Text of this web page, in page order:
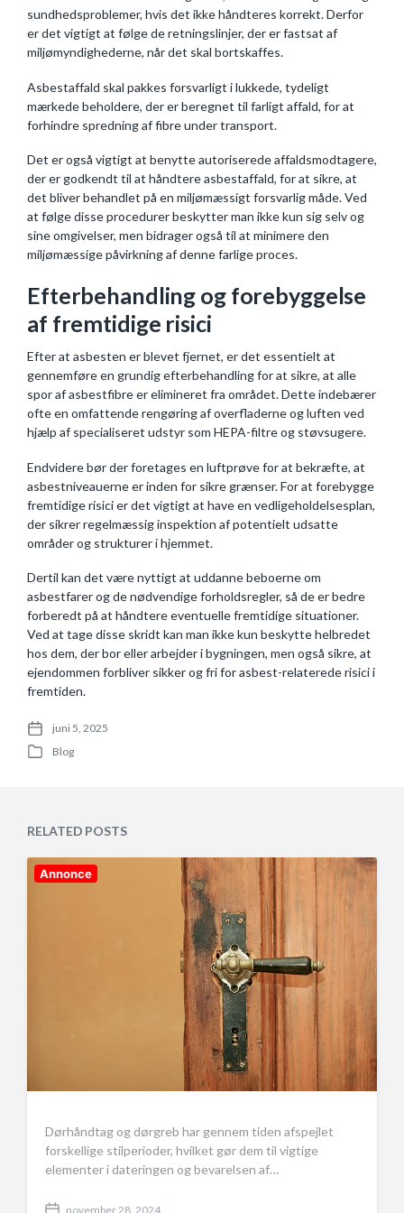
sundhedsproblemer, hvis det ikke håndteres korrekt. Derfor
er det vigtigt at følge de retningslinjer, der er fastsat af
miljømyndighederne, når det skal bortskaffes.
Asbestaffald skal pakkes forsvarligt i lukkede, tydeligt
mærkede beholdere, der er beregnet til farligt affald, for at
forhindre spredning af fibre under transport.
Det er også vigtigt at benytte autoriserede affaldsmodtagere,
der er godkendt til at håndtere asbestaffald, for at sikre, at
det bliver behandlet på en miljømæssigt forsvarlig måde. Ved
at følge disse procedurer beskytter man ikke kun sig selv og
sine omgivelser, men bidrager også til at minimere den
miljømæssige påvirkning af denne farlige proces.
Efterbehandling og forebyggelse
af fremtidige risici
Efter at asbesten er blevet fjernet, er det essentielt at
gennemføre en grundig efterbehandling for at sikre, at alle
spor af asbestfibre er elimineret fra området. Dette indebærer
ofte en omfattende rengøring af overfladerne og luften ved
hjælp af specialiseret udstyr som HEPA-filtre og støvsugere.
Endvidere bør der foretages en luftprøve for at bekræfte, at
asbestniveauerne er inden for sikre grænser. For at forebygge
fremtidige risici er det vigtigt at have en vedligeholdelsesplan,
der sikrer regelmæssig inspektion af potentielt udsatte
områder og strukturer i hjemmet.
Dertil kan det være nyttigt at uddanne beboerne om
asbestfarer og de nødvendige forholdsregler, så de er bedre
forberedt på at håndtere eventuelle fremtidige situationer.
Ved at tage disse skridt kan man ikke kun beskytte helbredet
hos dem, der bor eller arbejder i bygningen, men også sikre, at
ejendommen forbliver sikker og fri for asbest-relaterede risici i
fremtiden.
P
t
juni 5, 2025
P
d
i
Blog
RELATED POSTS
Annonce
Dørhåndtag og dørgreb har gennem tiden afspejlet
forskellige stilperioder, hvilket gør dem til vigtige
elementer i dateringen og bevarelsen af…
november 28, 2024